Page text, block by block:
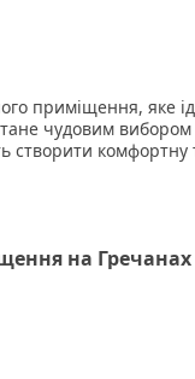
приміщення, яке
чудовим
створити
на Гречанах